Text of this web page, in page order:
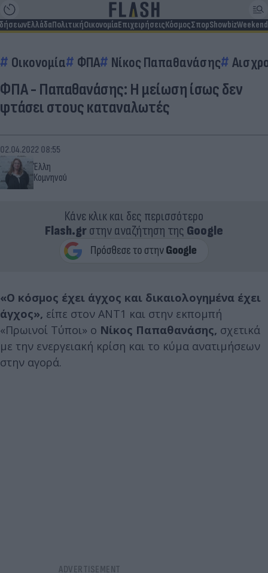
ΕλλάδαΠολιτικήΟικονομίαΕπιχειρήσειςΚόσμοςΣπορShowbizWeekend
Οικονομία ΦΠΑ Νίκος Παπαθανάσης
ΦΠΑ - Παπαθανάσης: Η μείωση ίσως δεν
φτάσει στους καταναλωτές
Έλλη
Κομνηνού
02.04.2022 08:55
Κάνε κλικ και δες περισσότερο
Flash.grστην αναζήτηση της Google
«Ο κόσμος έχει άγχος και δικαιολογημένα έχει
άγχος», είπε στον ΑΝΤ1 και στην εκπομπή
«Πρωινοί Τύποι» ο Νίκος Παπαθανάσης, σχετικά
με την ενεργειακή κρίση και το κύμα ανατιμήσεων
στην αγορά.